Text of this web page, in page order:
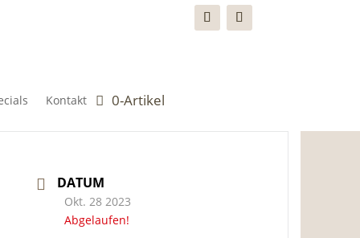
Kontakt 0-Artikel
DATUM
Okt. 28 2023
Abgelaufen!